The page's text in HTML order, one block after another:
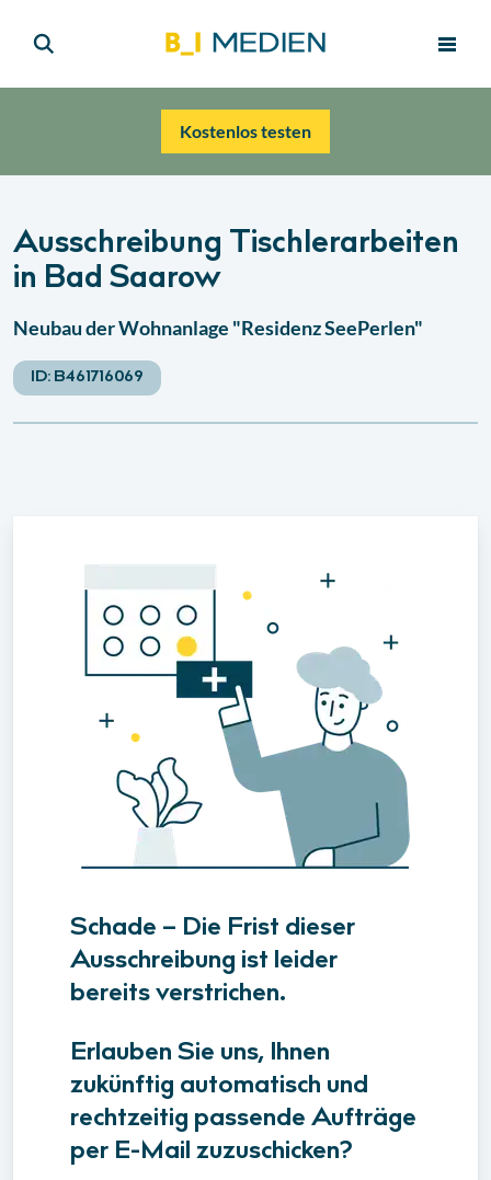
Kostenlos testen
Ausschreibung Tischlerarbeiten
in Bad Saarow
Neubau der Wohnanlage "Residenz SeePerlen"
ID: B461716069
Schade – Die Frist dieser
Ausschreibung ist leider
bereits verstrichen.
Erlauben Sie uns, Ihnen
zukünftig automatisch und
rechtzeitig passende Aufträge
per E-Mail zuzuschicken?